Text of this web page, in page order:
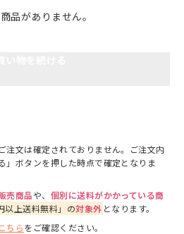
品がありません。
注文は確定されておりません。ご注文内
」ボタンを押した時点で確定となりま
売商品や、 個別に送料がかかっている商
以上送料無料」の対象外 となります。
こちらをご確認ください。